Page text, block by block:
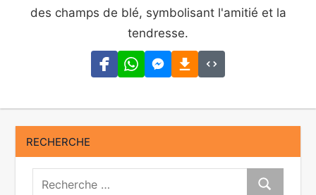
des champs de blé, symbolisant l'amitié et la
tendresse.
RECHERCHE
Recherche:
Recherche